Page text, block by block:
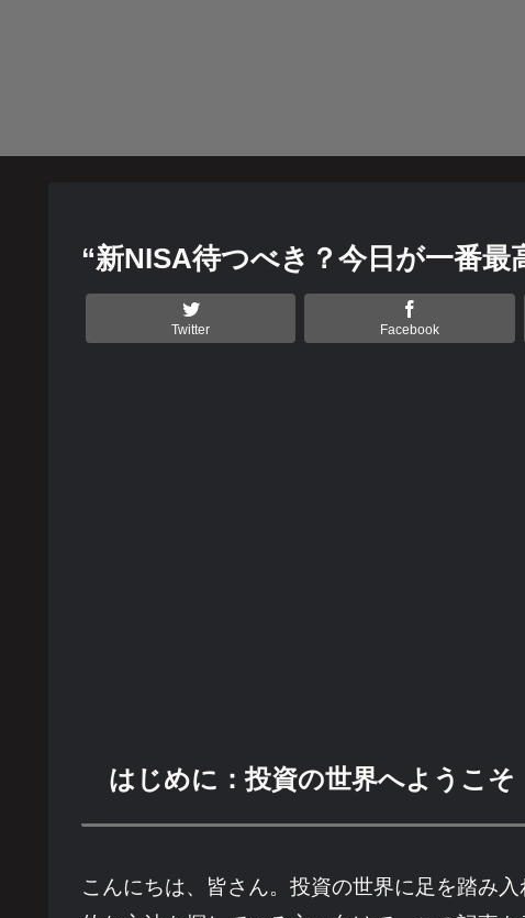
“新NISA待つべき？今日が一番
Twitter Facebook
はじめに：投資の世界へようこそ
こんにちは、皆さん。投資の世界に足を踏み